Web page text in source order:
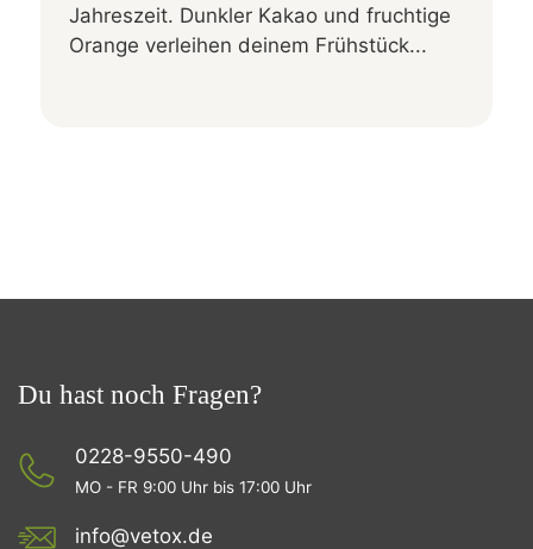
Jahreszeit. Dunkler Kakao und fruchtige
Orange verleihen deinem Frühstück...
Du hast noch Fragen?
0228-9550-490
MO - FR 9:00 Uhr bis 17:00 Uhr
info@vetox.de